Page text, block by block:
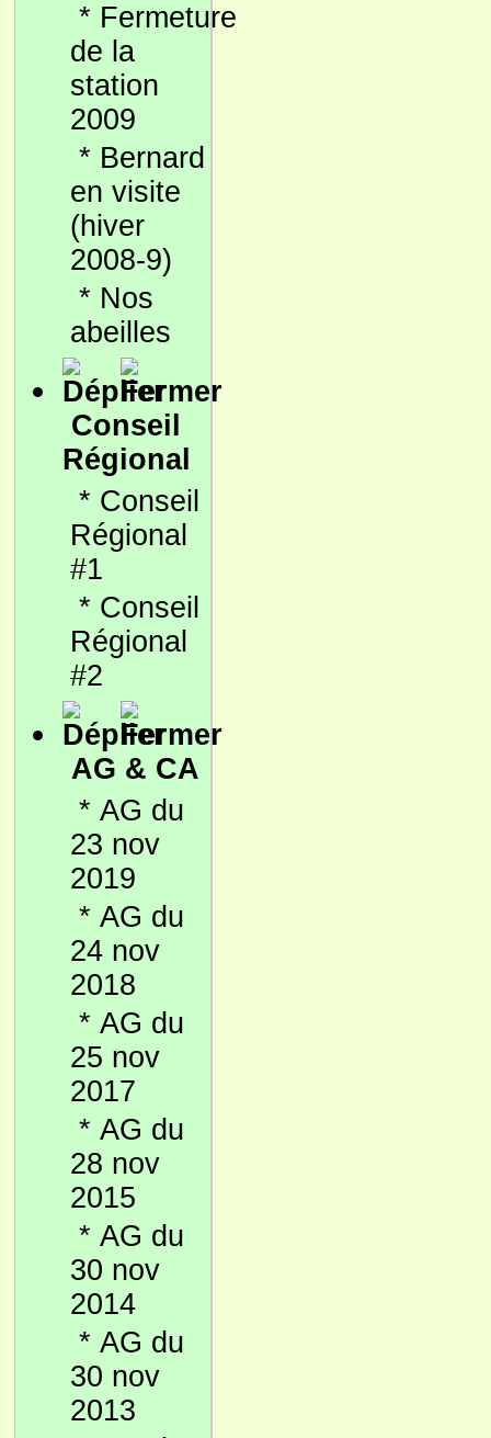
* Fermeture
de la
station
2009
* Bernard
en visite
(hiver
2008-9)
* Nos
abeilles
Conseil
Régional
* Conseil
Régional
#1
* Conseil
Régional
#2
AG & CA
* AG du
23 nov
2019
* AG du
24 nov
2018
* AG du
25 nov
2017
* AG du
28 nov
2015
* AG du
30 nov
2014
* AG du
30 nov
2013